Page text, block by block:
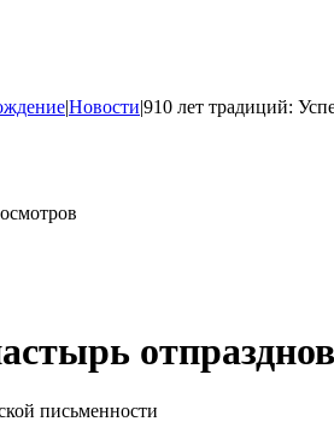
|Новости|910 лет традиций: